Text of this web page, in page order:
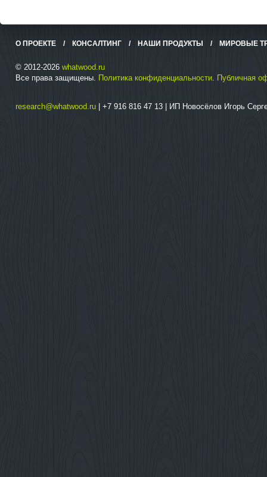
О ПРОЕКТЕ / КОНСАЛТИНГ / НАШИ ПРОДУКТЫ / МИРОВЫЕ
© 2012-2026 whatwood.ru
Все права защищены. Политика конфиденциальности. Публичная
research@whatwood.ru | +7 916 816 47 13 | ИП Новосёлов Игорь